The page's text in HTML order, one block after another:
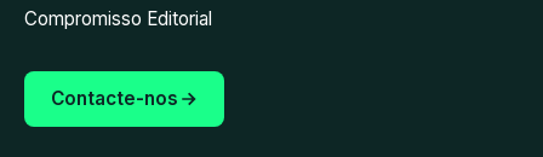
Compromisso Editorial
Contacte-nos